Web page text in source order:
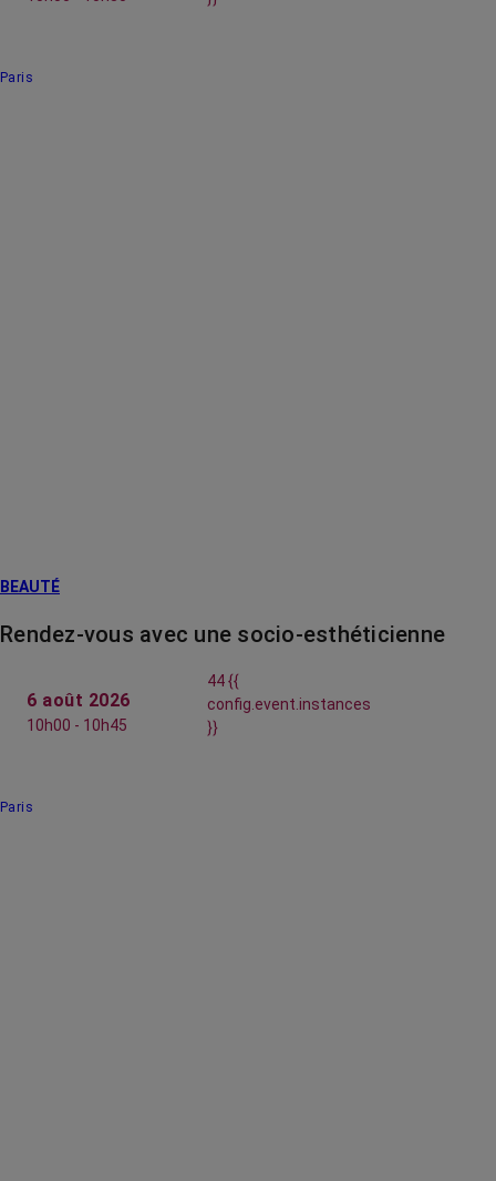
Paris
BEAUTÉ
Rendez-vous avec une socio-esthéticienne
6 août 2026
10h00 - 10h45
44 {{
config.event.instances
}}
Paris